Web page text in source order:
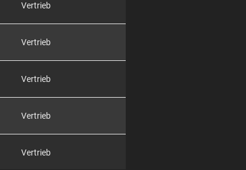
Vertrieb
Vertrieb
Vertrieb
Vertrieb
Vertrieb